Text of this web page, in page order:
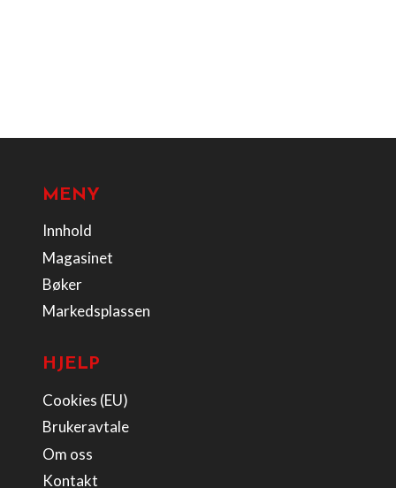
MENY
Innhold
Magasinet
Bøker
Markedsplassen
HJELP
Cookies (EU)
Brukeravtale
Om oss
Kontakt